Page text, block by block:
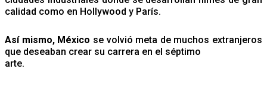
calidad como en Hollywood y París.
Así mismo, México se volvió meta de muchos extranjeros
que deseaban crear su carrera en el séptimo
arte.